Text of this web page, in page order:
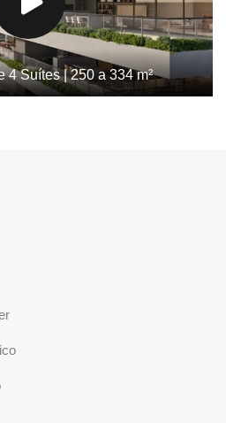
Suítes | 250 a 334 m²